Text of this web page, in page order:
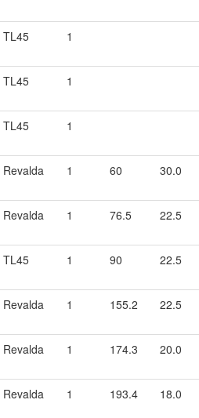
TL45 1
TL45 1
TL45 1
Revalda 1 60 30.0
Revalda 1 76.5 22.5
TL45 1 90 22.5
Revalda 1 155.2 22.5
Revalda 1 174.3 20.0
Revalda 1 193.4 18.0